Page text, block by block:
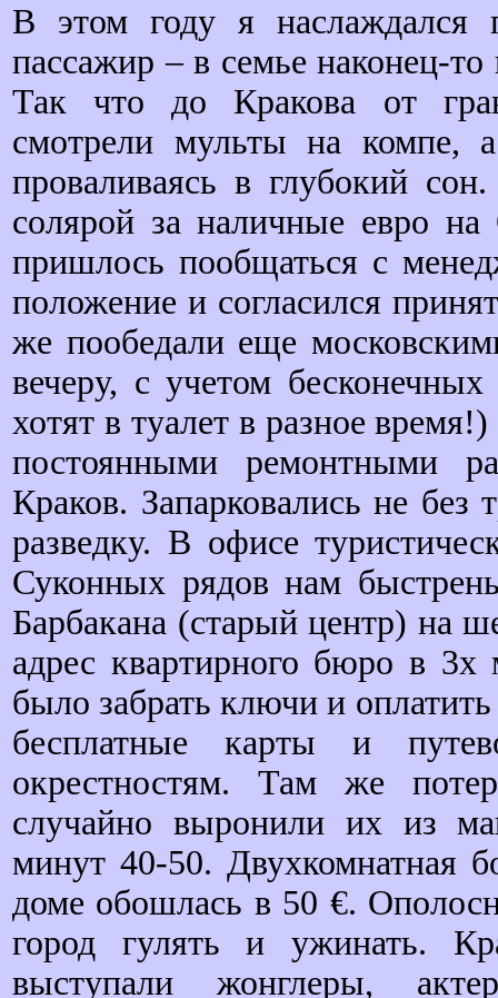
В этом году я наслаждался
пассажир – в семье наконец-то
Так что до Кракова от
смотрели мульты на компе,
проваливаясь в глубокий
солярой за наличные евро на
пришлось пообщаться с
положение и согласился
же пообедали еще
вечеру, с учетом
хотят в туалет в разное
постоянными ремонтными
Краков. Запарковались не
разведку. В офисе
Суконных рядов нам
Барбакана (старый центр) на
адрес квартирного бюро в
было забрать ключи и
бесплатные карты и
окрестностям. Там же
случайно выронили их из
минут 40-50. Двухкомнатная
доме обошлась в 50 €.
город гулять и ужинать.
выступали жонглеры,